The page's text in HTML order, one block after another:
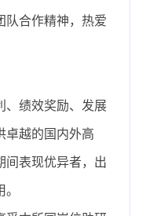
队合作精神，热爱
、绩效奖励、发展
卓越的国内外高
间表现优异者，出